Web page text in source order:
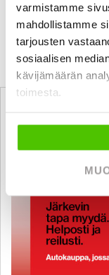
varmistamme
mahdollistamme
tarjousten
sosiaalisen
kävijämäärän
toimesta.
KATSO